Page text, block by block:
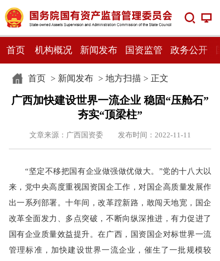
首页 机构概况 新闻发布 国资监管 政务公开
首页> 新闻发布> 地方扫描 > 正文
广西加快建设世界一流企业 稳固“压舱石”
夯实“顶梁柱”
文章来源：广西国资委 发布时间：2022-11-11
“坚定不移把国有企业做强做优做大。”党的十八大以
来，党中央高度重视国资国企工作，对国企高质量发展作
出一系列部署。十年间，改革蹚新路，敢闯天地宽，国企
改革全面发力、多点突破，不断向纵深推进，有力促进了
国有企业质量效益提升。在广西，国资国企对标世界一流
管理标准，加快建设世界一流企业，催生了一批规模较